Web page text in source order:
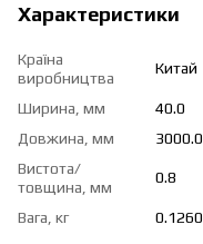
Характеристики
Країна
виробництва
Китай
Ширина, мм
40.0
Довжина, мм
3000.0
Вистота/
товщина, мм
0.8
Вага, кг 0.1260